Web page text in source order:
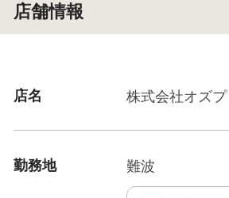
店舗情報
店名 株式会社オズ
勤務地 難波